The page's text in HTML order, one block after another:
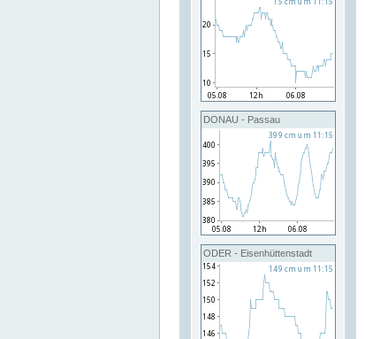
DONAU - Passau
ODER - Eisenhüttenstadt